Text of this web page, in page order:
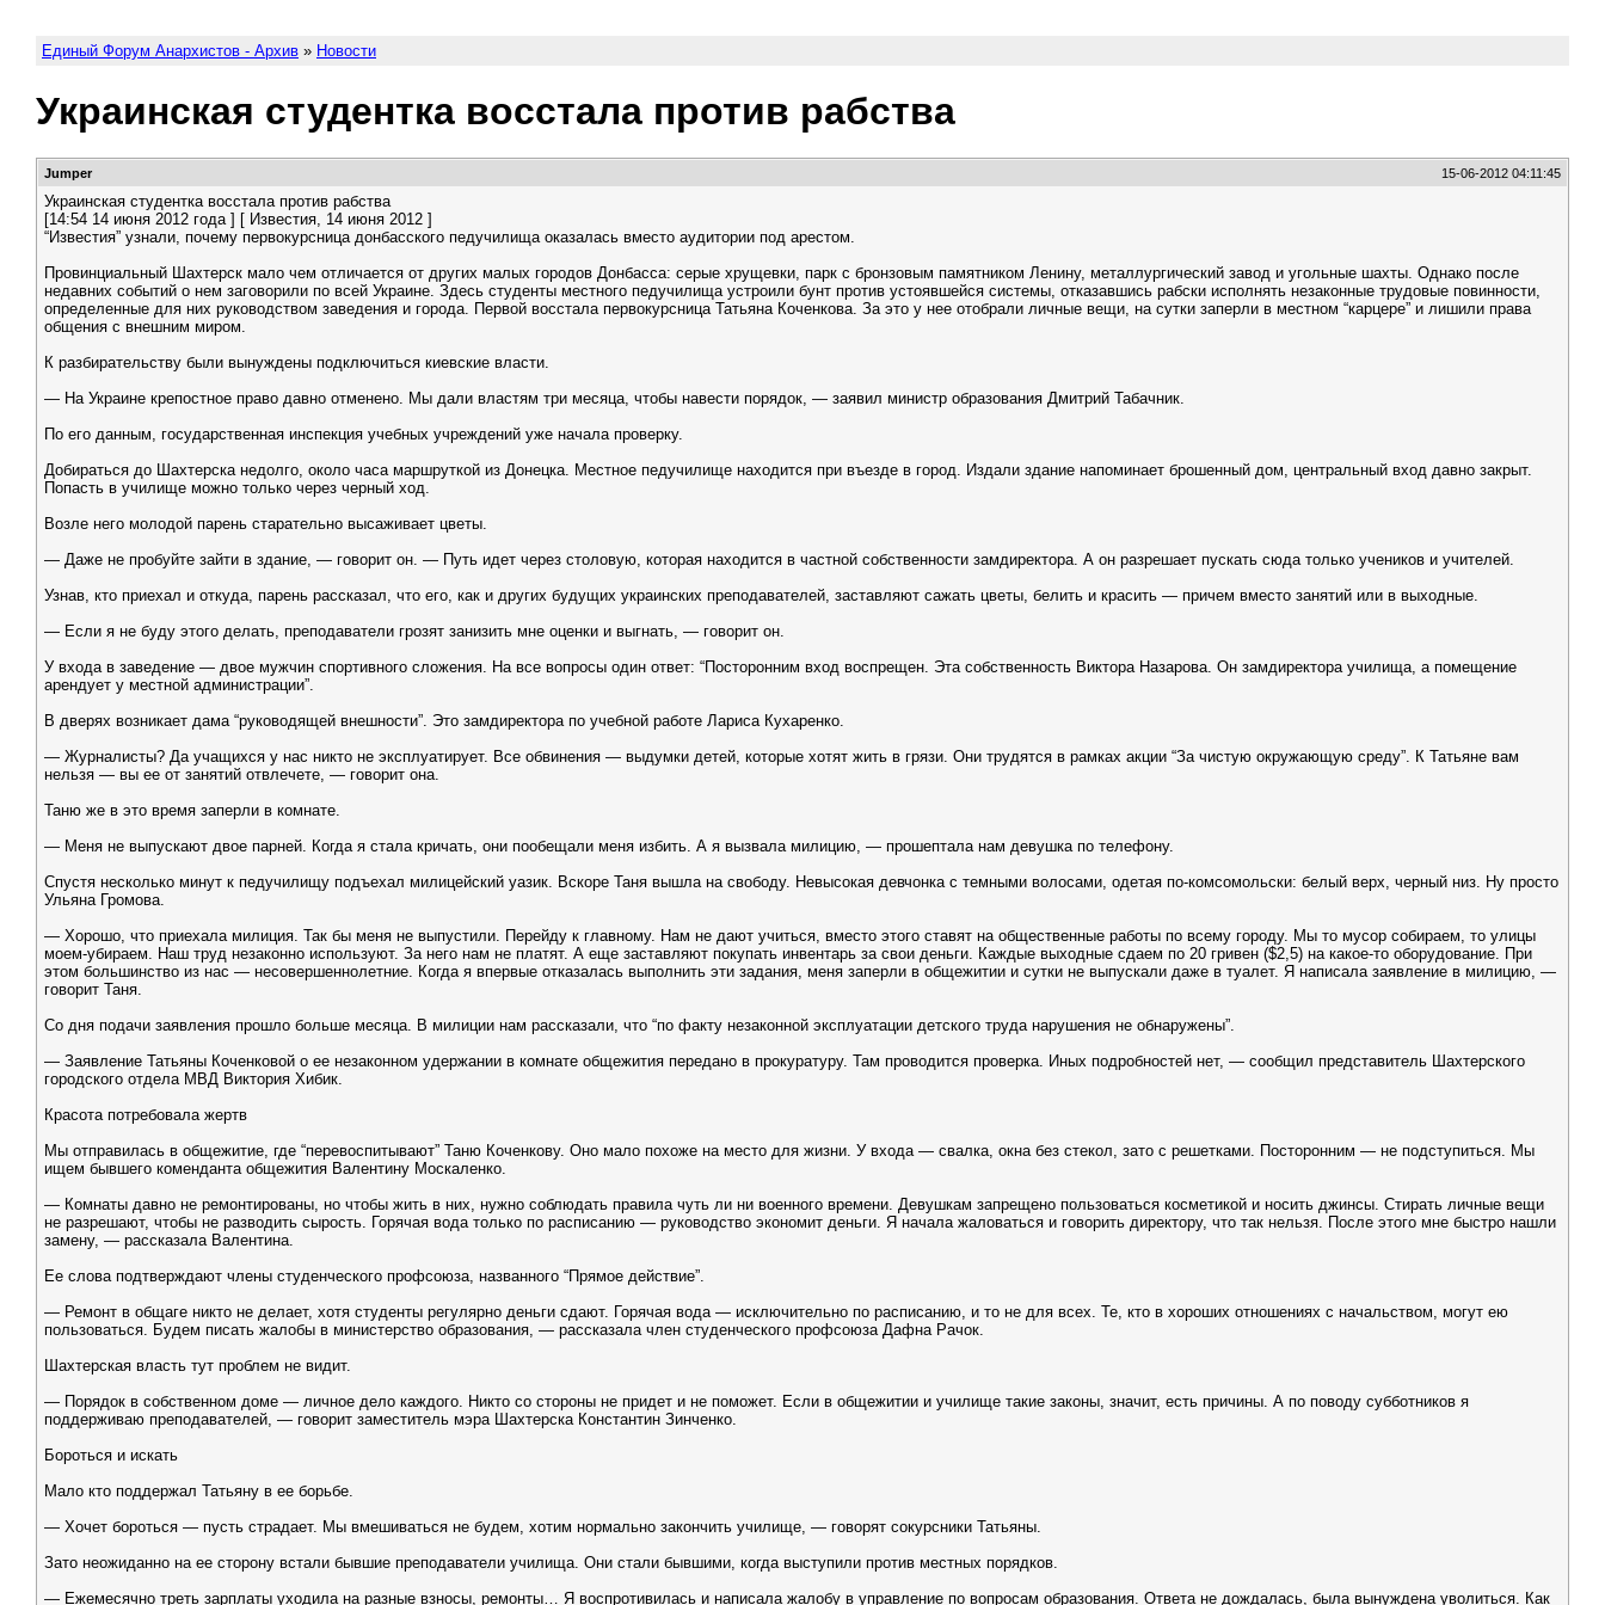
Единый Форум Анархистов - Архив » Новости
Украинская студентка восстала против рабства
Jumper 15-06-2012 04:11:45
Украинская студентка восстала против рабства
[14:54 14 июня 2012 года ] [ Известия, 14 июня 2012 ]
“Известия” узнали, почему первокурсница донбасского педучилища оказалась вместо аудитории под арестом.
Провинциальный Шахтерск мало чем отличается от других малых городов Донбасса: серые хрущевки, парк с бронзовым памятником Ленину, металлургический завод и угольные шахты. Однако после
недавних событий о нем заговорили по всей Украине. Здесь студенты местного педучилища устроили бунт против устоявшейся системы, отказавшись рабски исполнять незаконные трудовые повинности,
определенные для них руководством заведения и города. Первой восстала первокурсница Татьяна Коченкова. За это у нее отобрали личные вещи, на сутки заперли в местном “карцере” и лишили права
общения с внешним миром.
К разбирательству были вынуждены подключиться киевские власти.
— На Украине крепостное право давно отменено. Мы дали властям три месяца, чтобы навести порядок, — заявил министр образования Дмитрий Табачник.
По его данным, государственная инспекция учебных учреждений уже начала проверку.
Добираться до Шахтерска недолго, около часа маршруткой из Донецка. Местное педучилище находится при въезде в город. Издали здание напоминает брошенный дом, центральный вход давно закрыт.
Попасть в училище можно только через черный ход.
Возле него молодой парень старательно высаживает цветы.
— Даже не пробуйте зайти в здание, — говорит он. — Путь идет через столовую, которая находится в частной собственности замдиректора. А он разрешает пускать сюда только учеников и учителей.
Узнав, кто приехал и откуда, парень рассказал, что его, как и других будущих украинских преподавателей, заставляют сажать цветы, белить и красить — причем вместо занятий или в выходные.
— Если я не буду этого делать, преподаватели грозят занизить мне оценки и выгнать, — говорит он.
У входа в заведение — двое мужчин спортивного сложения. На все вопросы один ответ: “Посторонним вход воспрещен. Эта собственность Виктора Назарова. Он замдиректора училища, а помещение
арендует у местной администрации”.
В дверях возникает дама “руководящей внешности”. Это замдиректора по учебной работе Лариса Кухаренко.
— Журналисты? Да учащихся у нас никто не эксплуатирует. Все обвинения — выдумки детей, которые хотят жить в грязи. Они трудятся в рамках акции “За чистую окружающую среду”. К Татьяне вам
нельзя — вы ее от занятий отвлечете, — говорит она.
Таню же в это время заперли в комнате.
— Меня не выпускают двое парней. Когда я стала кричать, они пообещали меня избить. А я вызвала милицию, — прошептала нам девушка по телефону.
Спустя несколько минут к педучилищу подъехал милицейский уазик. Вскоре Таня вышла на свободу. Невысокая девчонка с темными волосами, одетая по-комсомольски: белый верх, черный низ. Ну просто
Ульяна Громова.
— Хорошо, что приехала милиция. Так бы меня не выпустили. Перейду к главному. Нам не дают учиться, вместо этого ставят на общественные работы по всему городу. Мы то мусор собираем, то улицы
моем-убираем. Наш труд незаконно используют. За него нам не платят. А еще заставляют покупать инвентарь за свои деньги. Каждые выходные сдаем по 20 гривен ($2,5) на какое-то оборудование. При
этом большинство из нас — несовершеннолетние. Когда я впервые отказалась выполнить эти задания, меня заперли в общежитии и сутки не выпускали даже в туалет. Я написала заявление в милицию, —
говорит Таня.
Со дня подачи заявления прошло больше месяца. В милиции нам рассказали, что “по факту незаконной эксплуатации детского труда нарушения не обнаружены”.
— Заявление Татьяны Коченковой о ее незаконном удержании в комнате общежития передано в прокуратуру. Там проводится проверка. Иных подробностей нет, — сообщил представитель Шахтерского
городского отдела МВД Виктория Хибик.
Красота потребовала жертв
Мы отправилась в общежитие, где “перевоспитывают” Таню Коченкову. Оно мало похоже на место для жизни. У входа — свалка, окна без стекол, зато с решетками. Посторонним — не подступиться. Мы
ищем бывшего коменданта общежития Валентину Москаленко.
— Комнаты давно не ремонтированы, но чтобы жить в них, нужно соблюдать правила чуть ли ни военного времени. Девушкам запрещено пользоваться косметикой и носить джинсы. Стирать личные вещи
не разрешают, чтобы не разводить сырость. Горячая вода только по расписанию — руководство экономит деньги. Я начала жаловаться и говорить директору, что так нельзя. После этого мне быстро нашли
замену, — рассказала Валентина.
Ее слова подтверждают члены студенческого профсоюза, названного “Прямое действие”.
— Ремонт в общаге никто не делает, хотя студенты регулярно деньги сдают. Горячая вода — исключительно по расписанию, и то не для всех. Те, кто в хороших отношениях с начальством, могут ею
пользоваться. Будем писать жалобы в министерство образования, — рассказала член студенческого профсоюза Дафна Рачок.
Шахтерская власть тут проблем не видит.
— Порядок в собственном доме — личное дело каждого. Никто со стороны не придет и не поможет. Если в общежитии и училище такие законы, значит, есть причины. А по поводу субботников я
поддерживаю преподавателей, — говорит заместитель мэра Шахтерска Константин Зинченко.
Бороться и искать
Мало кто поддержал Татьяну в ее борьбе.
— Хочет бороться — пусть страдает. Мы вмешиваться не будем, хотим нормально закончить училище, — говорят сокурсники Татьяны.
Зато неожиданно на ее сторону встали бывшие преподаватели училища. Они стали бывшими, когда выступили против местных порядков.
— Ежемесячно треть зарплаты уходила на разные взносы, ремонты… Я воспротивилась и написала жалобу в управление по вопросам образования. Ответа не дождалась, была вынуждена уволиться. Как